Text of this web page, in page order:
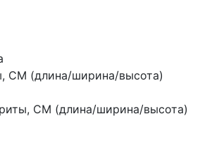
СМ (длина/ширина/высота)
СМ (длина/ширина/высота)